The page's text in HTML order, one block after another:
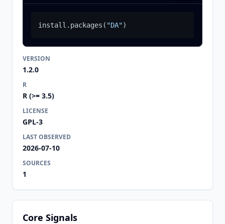
install.packages ( "DA")
VERSION
1.2.0
R
R (>= 3.5)
LICENSE
GPL-3
LAST OBSERVED
2026-07-10
SOURCES
1
Core Signals